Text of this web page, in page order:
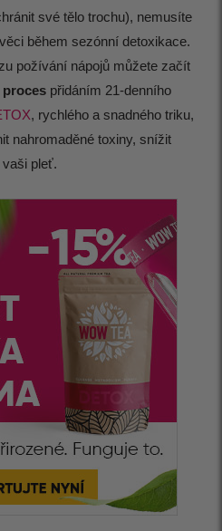
své tělo trochu), nemusíte
během sezónní detoxikace.
požívání nápojů můžete začít
přidáním 21-denního
, rychlého a snadného triku,
nahromaděné toxiny, snížit
vaši pleť.